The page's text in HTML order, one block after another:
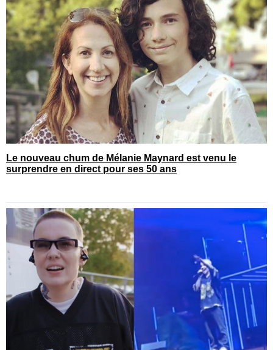
Le nouveau chum de Mélanie Maynard est venu le
surprendre en direct pour ses 50 ans